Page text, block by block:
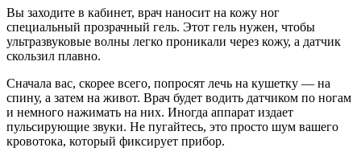
Вы заходите в кабинет, врач наносит на кожу ног
специальный прозрачный гель. Этот гель нужен, чтобы
ультразвуковые волны легко проникали через кожу, а датчик
скользил плавно.
Сначала вас, скорее всего, попросят лечь на кушетку — на
спину, а затем на живот. Врач будет водить датчиком по ногам
и немного нажимать на них. Иногда аппарат издает
пульсирующие звуки. Не пугайтесь, это просто шум вашего
кровотока, который фиксирует прибор.